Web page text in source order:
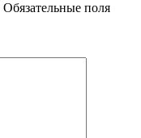
Обязательные поля